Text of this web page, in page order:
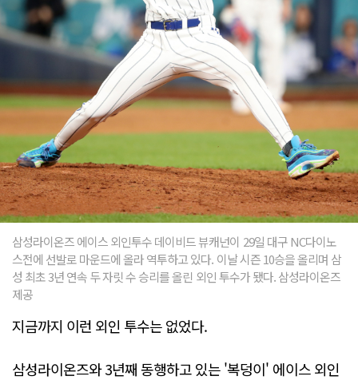
삼성라이온즈 에이스 외인투수 데이비드 뷰캐넌이 29일 대구 NC다이노
스전에 선발로 마운드에 올라 역투하고 있다. 이날 시즌 10승을 올리며 삼
성 최초 3년 연속 두 자릿 수 승리를 올린 외인 투수가 됐다. 삼성라이온즈
제공
지금까지 이런 외인 투수는 없었다.
삼성라이온즈와 3년째 동행하고 있는 '복덩이' 에이스 외인